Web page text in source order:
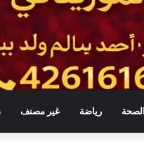
الصحة رياضة غير مصنف